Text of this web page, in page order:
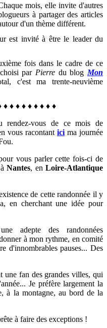
mois, elle invite d'autres
à partager des articles
d'un thème différent.
est invité à être le leader du
fois dans le cadre de ce
par Pierre du blog Mon
c'est ma trente-neuvième
♦ ♦ ♦ ♦ ♦ ♦ ♦ ♦ ♦
vous de ce mois de
vous racontant ici ma journée
vous parler cette fois-ci de
àNantes, enLoire-Atlantique
de cette randonnée il y
en cherchant une idée pour
adepte des randonnées
à mon rythme, en comité
d'innombrables pauses... Des
une fan des grandes villes, qui
Je préfère largement la
à la montagne, au bord de la
à faire des exceptions !